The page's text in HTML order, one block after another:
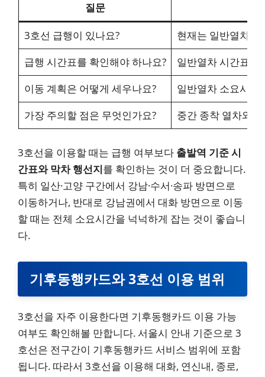
질문
3호선 급행이 있나요?
현재는 일반열차
급행 시간표를 확인해야 하나요?
일반열차 시간표와
이동 계획은 어떻게 세우나요?
일반열차 소요시간
가장 주의할 점은 무엇인가요?
중간 종착 열차와
3호선을 이용할 때는 급행 여부보다 출발역 기준 시
간표와 막차 행선지를 확인하는 것이 더 중요합니다.
특히 일산·고양 구간에서 강남·수서·송파 방면으로
이동하거나, 반대로 강남권에서 대화 방면으로 이동
할 때는 전체 소요시간을 넉넉하게 잡는 것이 좋습니
다.
기후동행카드와 3호선 이용 범위
3호선을 자주 이용한다면 기후동행카드 이용 가능
여부도 확인해볼 만합니다. 서울시 안내 기준으로 3
호선은 전구간이 기후동행카드 서비스 범위에 포함
됩니다. 따라서 3호선을 이용해 대화, 연신내, 종로,